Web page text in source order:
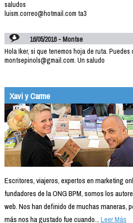
saludos
luism.correo@hotmail.com ta3
16/05/2016 - Montse
Hola Iker, si que tenemos hoja de ruta.
montsepinols@gmail.com. Un saludo
Xavi y Carme
Escritores, viajeros, expertos en marketing
fundadores de la ONG BPM, somos los
web. Nos han definido de muchas maneras,
más nos ha gustado fue cuando...Leer Más